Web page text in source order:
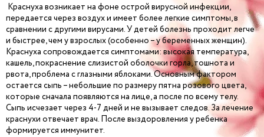
Краснуха возникает на фоне острой вирусной инфекции,
передается через воздух и имеет более легкие симптомы, в
сравнении с другими вирусами. У детей болезнь проходит легче
и быстрее, чем у взрослых (особенно – у беременных женщин).
Краснуха сопровождается симптомами: высокая температура,
кашель, покраснение слизистой оболочки горла, тошнота и
рвота, проблема с глазными яблоками. Основным фактором
остается сыпь – небольшие по размеру пятна розового цвета,
которые сначала появляются на лице, а после по всему телу.
Сыпь исчезает через 4-7 дней и не вызывает следов. За лечение
краснухи отвечает врач. После выздоровления у ребенка
формируется иммунитет.